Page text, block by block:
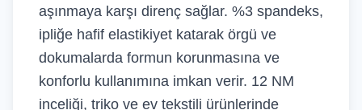
aşınmaya karşı direnç sağlar. %3 spandeks,
ipliğe hafif elastikiyet katarak örgü ve
dokumalarda formun korunmasına ve
konforlu kullanımına imkan verir. 12 NM
inceliği, triko ve ev tekstili ürünlerinde